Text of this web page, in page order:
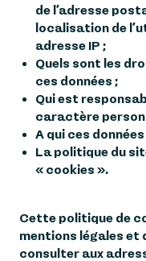
de l’adresse
localisation de
adresse IP ;
Quels sont les
ces données ;
Qui est
caractère
A qui ces
La politique du
« cookies ».
Cette politique de
mentions légales et
consulter aux